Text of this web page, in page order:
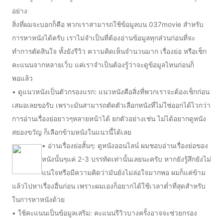
อย่าง
สิ่งที่ผมจะบอกก็คือ พวกเราสามารถใช้ข้อมูลบน 037movie สำหรับ
การหาหนังได้ครับ เราไม่จำเป็นที่ต้องอ่านข้อมูลทุกส่วนก่อนที่จะ
ทำการตัดสินใจ ทั้งยังรีวิว ความคิดเห็นจำนวนมาก เรื่องย่อ หรือเช็ก
คะแนนจากหลายเว็บ แค่เราจำเป็นต้องรู้ว่าจะดูข้อมูลไหนก่อนก็
พอแล้ว
• ดูแนวหนังเป็นตัวกรองแรก: แนวหนังคือสิ่งที่พวกเราจะต้องเช็กก่อน
เสมอเลยขอรับ เพราะมันสามารถตัดตัวเลือกหนังที่ไม่ใช่ออกได้ไวกว่า
การอ่านเรื่องย่อยาวๆหลายหน้าได้ ยกตัวอย่างเช่น ไม่ได้อยากดูหนัง
สยองขวัญ ก็เลือกข้ามหนังในแนวนี้ได้เลย
• อ่านเรื่องย่อสั้นๆ: ดูหนังออนไลน์ ผมชอบอ่านเรื่องย่อของ
หนังนั้นๆแค่ 2-3 บรรทัดเท่านั้นเลยนะครับ หากยังรู้สึกยังไม่
แน่ใจหรือมีความคิดว่ามันยังไม่ล่อใจมากพอ ผมก็แค่ข้าม
แล้วไปหาเรื่องอื่นก่อน เพราะผมเองก็อยากได้ใช้เวลาต่ำที่สุดสำหรับ
ในการหาหนังด้วย
• ใช้คะแนนเป็นข้อมูลเสริม: คะแนนรีวิวบางครั้งอาจจะช่วยกรอง